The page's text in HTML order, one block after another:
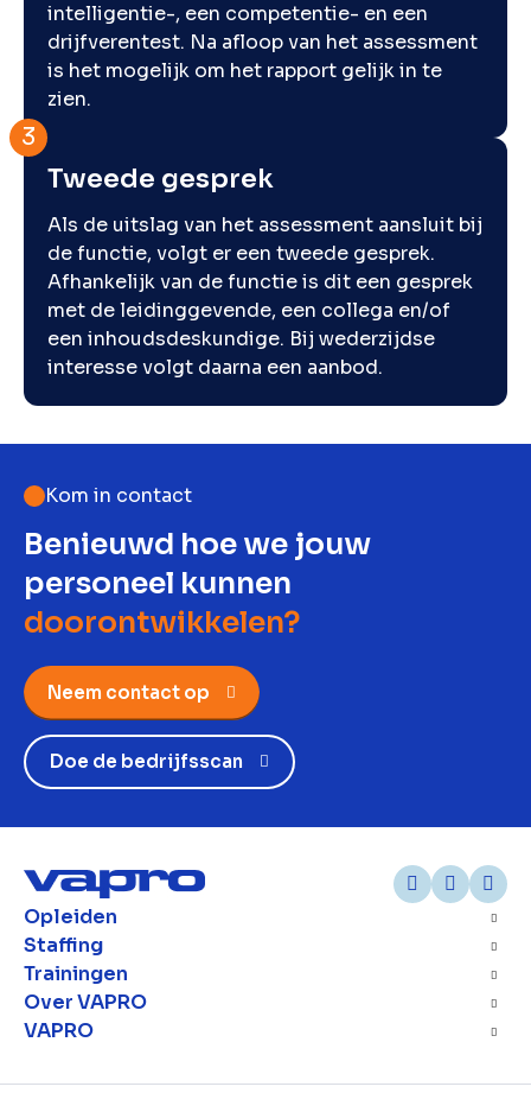
intelligentie-, een competentie- en een
drijfverentest. Na afloop van het assessment
is het mogelijk om het rapport gelijk in te
zien.
Tweede gesprek
Als de uitslag van het assessment aansluit bij
de functie, volgt er een tweede gesprek.
Afhankelijk van de functie is dit een gesprek
met de leidinggevende, een collega en/of
een inhoudsdeskundige. Bij wederzijdse
interesse volgt daarna een aanbod.
Kom in contact
Benieuwd hoe we jouw
personeel kunnen
doorontwikkelen?
Neem contact op
Doe de bedrijfsscan
Opleiden
Staffing
Trainingen
Over VAPRO
VAPRO